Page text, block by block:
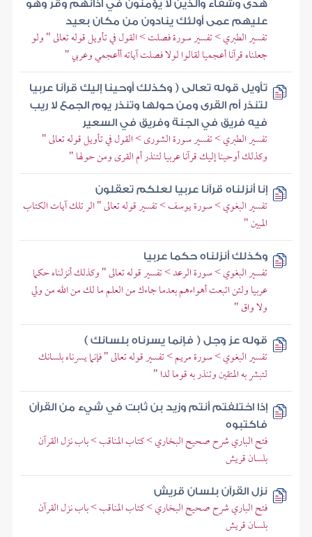
هدى وشفاء والذين لا يؤمنون في آذانهم وقر وهو
عليهم عمى أولئك ينادون من مكان بعيد
تفسير الطبري > تفسير سورة فصلت > القول في تأويل قوله تعالى " ولو
جعلناه قرآنا أعجميا لقالوا لولا فصلت آياته أأعجمي وعربي "
تأويل قوله تعالى ( وكذلك أوحينا إليك قرآنا عربيا
لتنذر أم القرى ومن حولها وتنذر يوم الجمع لا ريب
فيه فريق في الجنة وفريق في السعير
تفسير الطبري > تفسير سورة الشورى > القول في تأويل قوله تعالى "
وكذلك أوحينا إليك قرآنا عربيا لتنذر أم القرى ومن حولها "
إنا أنزلناه قرآنا عربيا لعلكم تعقلون
تفسير البغوي > سورة يوسف > تفسير قوله تعالى " الر تلك آيات الكتاب
المبين "
وكذلك أنزلناه حكما عربيا
تفسير البغوي > سورة الرعد > تفسير قوله تعالى " وكذلك أنزلناه حكما
عربيا ولئن اتبعت أهواءهم بعدما جاءك من العلم ما لك من الله من ولي
ولا واق "
قوله عز وجل ( فإنما يسرناه بلسانك )
تفسير البغوي > سورة مريم > تفسير قوله تعالى " فإنما يسرناه بلسانك
لتبشر به المتقين وتنذر به قوما لدا "
إذا اختلفتم أنتم وزيد بن ثابت في شيء من القرآن
فاكتبوه
فتح الباري شرح صحيح البخاري > كتاب المناقب > باب نزل القرآن
بلسان قريش
نزل القرآن بلسان قريش
فتح الباري شرح صحيح البخاري > كتاب المناقب > باب نزل القرآن
بلسان قريش